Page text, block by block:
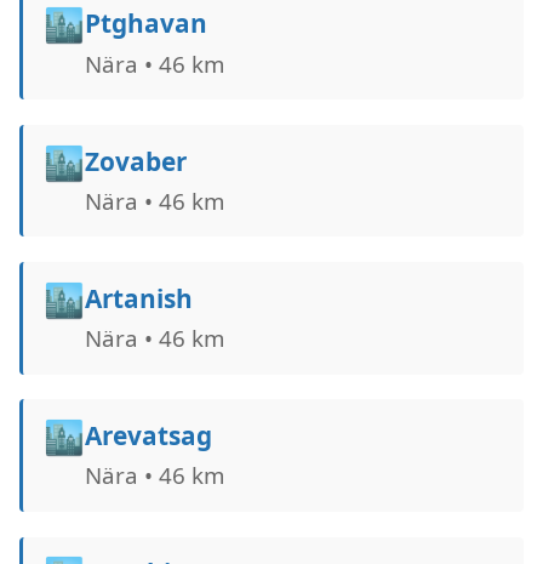
🏙️Ptghavan
Nära • 46 km
🏙️Zovaber
Nära • 46 km
🏙️Artanish
Nära • 46 km
🏙️Arevatsag
Nära • 46 km